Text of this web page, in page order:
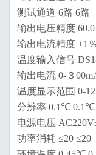
测试通道 6路 6路
输出电压精度
输出电流精度 ±1
温度输入信号
输出电流 0-３
温度显示范围 0-
分辨率 0.1℃ 0.1℃
电源电压
功率消耗 ≤20 ≤20